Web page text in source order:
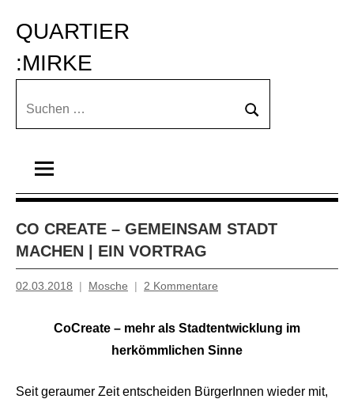
Inhalt
springen
QUARTIER
:MIRKE
Suchen
Suchen
CO CREATE – GEMEINSAM STADT
MACHEN | EIN VORTRAG
02.03.2018 Mosche 2 Kommentare
CoCreate – mehr als Stadtentwicklung im
herkömmlichen Sinne
Seit geraumer Zeit entscheiden BürgerInnen wieder mit,